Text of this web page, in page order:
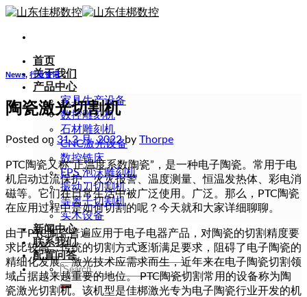
Skip
content
首页
关于我们
产品中心
家具生产设备
数控雕刻机
石材雕刻机
CNC激光设备
数控铣床
EPS 泡沫雕刻机
振动刀切割机
等离子切割机
实木设备
新闻中心
联系我们
配置问答
Search
for:
News, 行业资讯
陶瓷激光切割机
Posted on 31 3 月, 2022by Thorpe
PTC陶瓷又称“正温度系数陶瓷”，是一种电子陶瓷。常用于电
机启动过流保护、火灾报警、温度测量、恒温发热体、彩电消
磁等。它们在日常生活中被广泛使用。广泛。那么，PTC陶瓷
在应用过程中是如何切割的呢？今天就和大家详细聊聊。
由于PTC陶瓷普遍应用于电子电器产品，对陶瓷的切割精度要
求比较高，传统的切割方式逐渐满足要求，阻碍了电子陶瓷的
精细化发展。激光技术应需求而生，近年来在电子陶瓷切割领
域占据越来越重要的地位。 PTC陶瓷切割常用的设备称为陶
瓷激光切割机。该机型是佳梆激光专为电子陶瓷行业开发的机